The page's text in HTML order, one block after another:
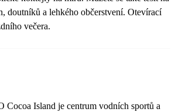
doutníků a lehkého občerstvení. Otevírací
večera.
Cocoa Island je centrum vodních sportů a